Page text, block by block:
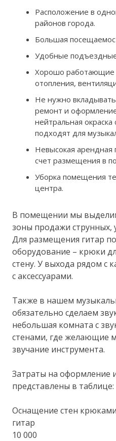
Расположение в
районов города.
Большая
Удобные подъездные
Хорошо работающие
отопления,
Не нужно
ремонт и
нейтральная окраска
подходят для
Невысокая арендная
счет размещения в
Уборка помещения
центра.
В помещении мы
зоны продажи струнных,
Для размещения гитар
оборудование – крюки
стену. У выхода рядом с
с аксессуарами.
Также в нашем
обязательно сделаем
небольшая комната с
стенами, где желающие
звучание инструмента.
Затраты на оформление
представлены в таблице:
Оснащение стен
гитар
10 000